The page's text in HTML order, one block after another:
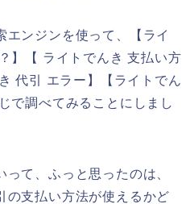
エンジンを使って、【ライ
】【 ライトでんき 支払い方
代引 エラー】【ライトでん
で調べてみることにしまし
て、ふっと思ったのは、
の支払い方法が使えるかど